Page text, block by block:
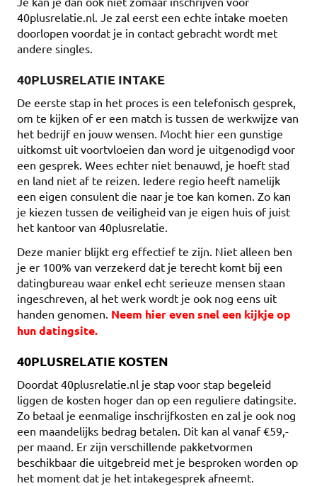
40plusrelatie.nl. Je zal eerst een echte intake moeten
doorlopen voordat je in contact gebracht wordt met
andere singles.
40PLUSRELATIE INTAKE
De eerste stap in het proces is een telefonisch gesprek,
om te kijken of er een match is tussen de werkwijze van
het bedrijf en jouw wensen. Mocht hier een gunstige
uitkomst uit voortvloeien dan word je uitgenodigd voor
een gesprek. Wees echter niet benauwd, je hoeft stad
en land niet af te reizen. Iedere regio heeft namelijk
een eigen consulent die naar je toe kan komen. Zo kan
je kiezen tussen de veiligheid van je eigen huis of juist
het kantoor van 40plusrelatie.
Deze manier blijkt erg effectief te zijn. Niet alleen ben
je er 100% van verzekerd dat je terecht komt bij een
datingbureau waar enkel echt serieuze mensen staan
ingeschreven, al het werk wordt je ook nog eens uit
handen genomen. Neem hier even snel een kijkje op
hun datingsite.
40PLUSRELATIE KOSTEN
Doordat 40plusrelatie.nl je stap voor stap begeleid
liggen de kosten hoger dan op een reguliere datingsite.
Zo betaal je eenmalige inschrijfkosten en zal je ook nog
een maandelijks bedrag betalen. Dit kan al vanaf €59,-
per maand. Er zijn verschillende pakketvormen
beschikbaar die uitgebreid met je besproken worden op
het moment dat je het intakegesprek afneemt.